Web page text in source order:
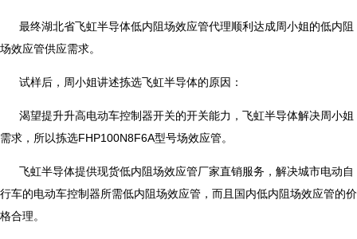
最终湖北省飞虹半导体低内阻场效应管代理顺利达成周小姐的低内阻
场效应管供应需求。
试样后，周小姐讲述拣选飞虹半导体的原因：
渴望提升升高电动车控制器开关的开关能力，飞虹半导体解决周小姐
需求，所以拣选FHP100N8F6A型号场效应管。
飞虹半导体提供现货低内阻场效应管厂家直销服务，解决城市电动自
行车的电动车控制器所需低内阻场效应管，而且国内低内阻场效应管的价
格合理。